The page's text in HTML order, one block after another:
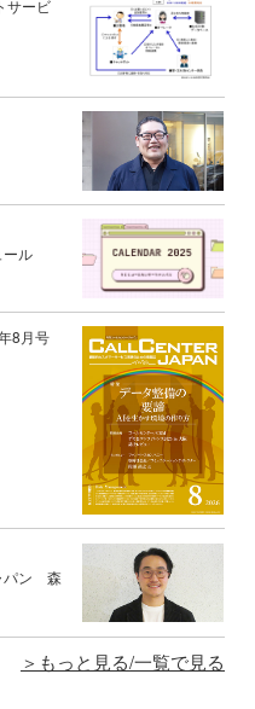
サービ
ール
8月号
パン 森
もっと見る/一覧で見る